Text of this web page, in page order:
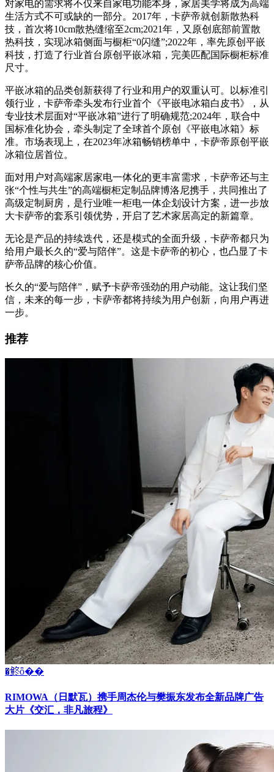
对家电的需求将不仅来自家电功能本身，家居美学将成为高端
生活方式不可或缺的一部分。2017年，卡萨帝就创新散热科
技，首次将10cm散热缝缩至2cm;2021年，又原创底部前置散
热科技，实现冰箱侧面与橱柜“0闪缝”;2022年，率先原创平嵌
科技，打造了行业首台原创平嵌冰箱，完美匹配国际橱柜标准
尺寸。
平嵌冰箱的品类创新获得了行业和用户的双重认可。以标准引
领行业，卡萨帝牵头发布行业首个《平嵌电冰箱白皮书》，从
专业技术层面对“平嵌冰箱”进行了明确规范;2024年，联合中
国标准化协会，牵头制定了全球首个原创《平嵌电冰箱》标
准。市场表现上，在2023年冰箱畅销榜单中，卡萨帝原创平嵌
冰箱位居首位。
面对用户对高端家居家电一体化的更丰富需求，卡萨帝还与主
张“个性与共生”的高端橱柜定制品牌博洛尼携手，共同推出了
高级定制厨房，是行业唯一柜电一体企划设计方案，进一步放
大卡萨帝的套系引领优势，开启了艺术家居高定的新篇章。
无论是产品的持续迭代，还是模式的全面升级，卡萨帝都只为
给用户最长久的“爱与陪伴”。这是卡萨帝的初心，也凸显了卡
萨帝品牌的核心价值。
长久的“爱与陪伴”，赋予卡萨帝强劲的用户动能。这让我们坚
信，未来的每一步，卡萨帝都将持续为用户创新，向用户再进
一步。
推荐
�鿴ȫ��
RIMOWA（日默瓦）携手周杰伦与樊振东发布全新品牌广告
大片《交汇，非凡旅程》